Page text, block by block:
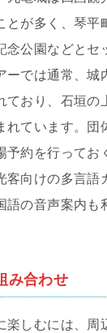
とが多く、琴平
念公園などとセ
ーでは通常、城
ており、石垣の
れています。団
予約を行ってお
客向けの多言語
の音声案内も
み合わせ
楽しむには、周